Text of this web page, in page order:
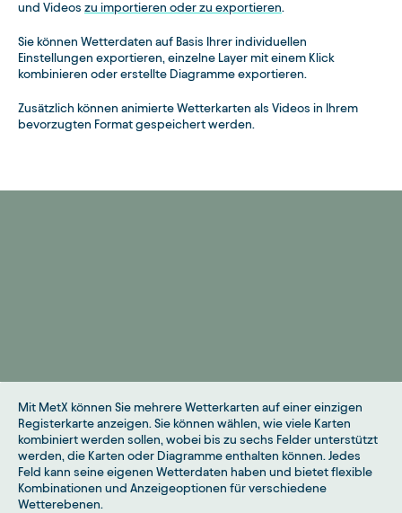
und Videos zu importieren oder zu exportieren.
Sie können Wetterdaten auf Basis Ihrer individuellen
Einstellungen exportieren, einzelne Layer mit einem Klick
kombinieren oder erstellte Diagramme exportieren.
Zusätzlich können animierte Wetterkarten als Videos in Ihrem
bevorzugten Format gespeichert werden.
Mit MetX können Sie mehrere Wetterkarten auf einer einzigen
Registerkarte anzeigen. Sie können wählen, wie viele Karten
kombiniert werden sollen, wobei bis zu sechs Felder unterstützt
werden, die Karten oder Diagramme enthalten können. Jedes
Feld kann seine eigenen Wetterdaten haben und bietet flexible
Kombinationen und Anzeigeoptionen für verschiedene
Wetterebenen.